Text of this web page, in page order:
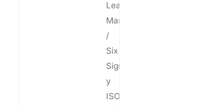
Lean
Manufacturing
/
Six
Sigma
y
ISO